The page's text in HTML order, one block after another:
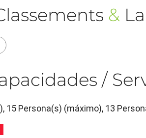
&
/
15 Persona(s) (máximo), 13